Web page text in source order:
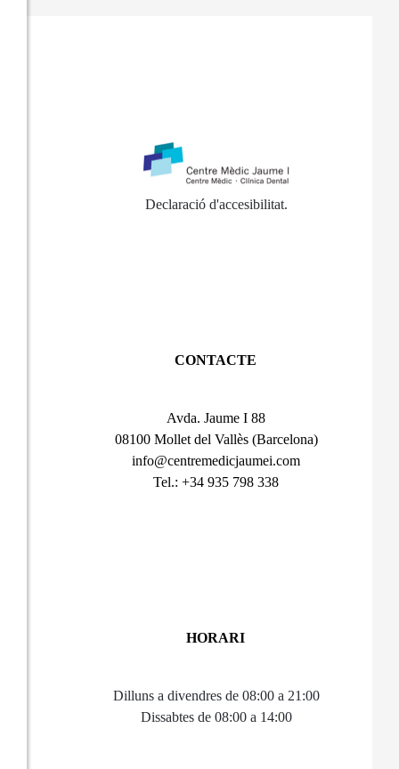
Declaració d'accesibilitat.
CONTACTE
Avda. Jaume I 88
08100 Mollet del Vallès (Barcelona)
info@centremedicjaumei.com
Tel.: +34 935 798 338
HORARI
Dilluns a divendres de 08:00 a 21:00
Dissabtes de 08:00 a 14:00